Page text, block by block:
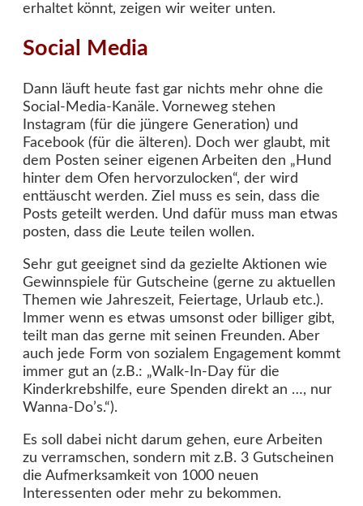
erhaltet könnt, zeigen wir weiter unten.
Social Media
Dann läuft heute fast gar nichts mehr ohne die
Social-Media-Kanäle. Vorneweg stehen
Instagram (für die jüngere Generation) und
Facebook (für die älteren). Doch wer glaubt, mit
dem Posten seiner eigenen Arbeiten den „Hund
hinter dem Ofen hervorzulocken“, der wird
enttäuscht werden. Ziel muss es sein, dass die
Posts geteilt werden. Und dafür muss man etwas
posten, dass die Leute teilen wollen.
Sehr gut geeignet sind da gezielte Aktionen wie
Gewinnspiele für Gutscheine (gerne zu aktuellen
Themen wie Jahreszeit, Feiertage, Urlaub etc.).
Immer wenn es etwas umsonst oder billiger gibt,
teilt man das gerne mit seinen Freunden. Aber
auch jede Form von sozialem Engagement kommt
immer gut an (z.B.: „Walk-In-Day für die
Kinderkrebshilfe, eure Spenden direkt an …, nur
Wanna-Do’s.“).
Es soll dabei nicht darum gehen, eure Arbeiten
zu verramschen, sondern mit z.B. 3 Gutscheinen
die Aufmerksamkeit von 1000 neuen
Interessenten oder mehr zu bekommen.